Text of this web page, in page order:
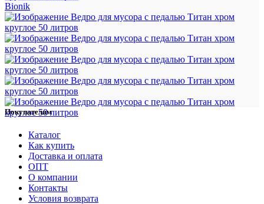
Bionik
Покупателям
Каталог
Как купить
Доставка и оплата
ОПТ
О компании
Контакты
Условия возврата